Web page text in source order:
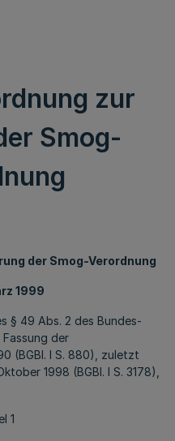
zur
Smog-
der Smog-Verordnung
1999
§ 49 Abs. 2 des Bundes-
der
(BGBl. I S. 880), zuletzt
1998 (BGBl. I S. 3178),
1